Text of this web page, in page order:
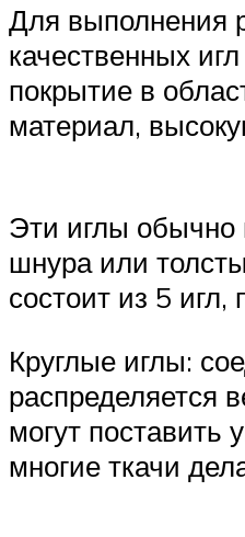
Для выполнения
качественных
покрытие в
материал,
Эти иглы обычно
шнура или
состоит из 5 игл,
Круглые иглы:
распределяется
могут поставить
многие ткачи